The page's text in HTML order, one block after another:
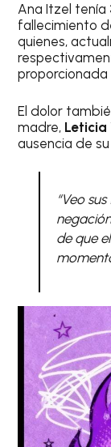
Ana Itzel tenía
fallecimiento
quienes,
proporcionada
El dolor
madre, Leticia
ausencia de
“Veo
de que